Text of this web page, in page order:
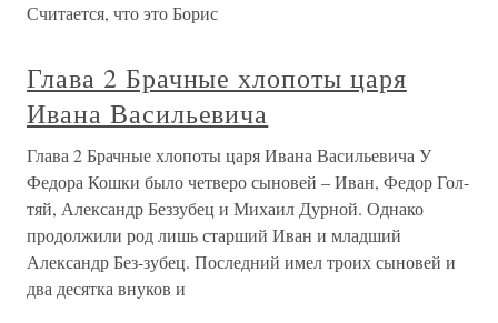
Считается, что это Борис
Глава 2 Брачные хлопоты царя
Ивана Васильевича
Глава 2 Брачные хлопоты царя Ивана Васильевича У
Федора Кошки было четверо сыновей – Иван, Федор Гол-
тяй, Александр Беззубец и Михаил Дурной. Однако
продолжили род лишь старший Иван и младший
Александр Без-зубец. Последний имел троих сыновей и
два десятка внуков и